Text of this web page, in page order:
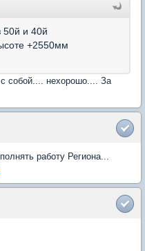
50й и 40й
+2550мм
собой.... нехорошо.... За
работу Региона...